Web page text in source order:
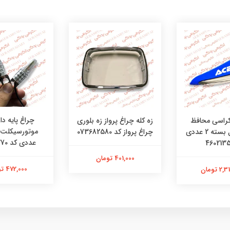
محافظ
دست تریل بسته 2 عددی
زه کله چراغ پرواز زه بلوری
چراغ پرواز کد 073682580
401,000 تومان
چراغ پایه
عددی کد 48481270
472,000 تومان